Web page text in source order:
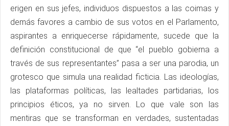
erigen en sus jefes, individuos dispuestos a las coimas y
demás favores a cambio de sus votos en el Parlamento,
aspirantes a enriquecerse rápidamente, sucede que la
definición constitucional de que “el pueblo gobierna a
través de sus representantes” pasa a ser una parodia, un
grotesco que simula una realidad ficticia. Las ideologías,
las plataformas políticas, las lealtades partidarias, los
principios éticos, ya no sirven. Lo que vale son las
mentiras que se transforman en verdades, sustentadas